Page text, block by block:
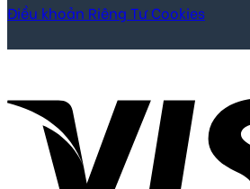
Điều khoản Riêng Tư Cookies